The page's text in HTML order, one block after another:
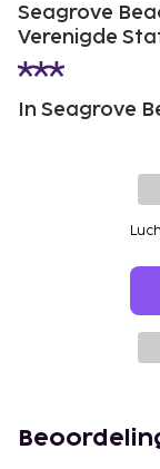
Seagrove
Verenigde
In Seagrove